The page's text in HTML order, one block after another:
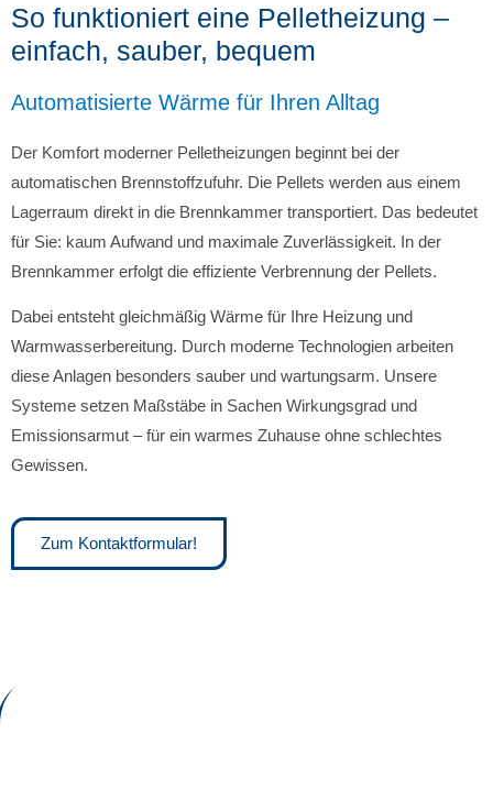
So funktioniert eine Pelletheizung –
einfach, sauber, bequem
Automatisierte Wärme für Ihren Alltag
Der Komfort moderner Pelletheizungen beginnt bei der
automatischen Brennstoffzufuhr. Die Pellets werden aus einem
Lagerraum direkt in die Brennkammer transportiert. Das bedeutet
für Sie: kaum Aufwand und maximale Zuverlässigkeit. In der
Brennkammer erfolgt die effiziente Verbrennung der Pellets.
Dabei entsteht gleichmäßig Wärme für Ihre Heizung und
Warmwasserbereitung. Durch moderne Technologien arbeiten
diese Anlagen besonders sauber und wartungsarm. Unsere
Systeme setzen Maßstäbe in Sachen Wirkungsgrad und
Emissionsarmut – für ein warmes Zuhause ohne schlechtes
Gewissen.
Zum Kontaktformular!